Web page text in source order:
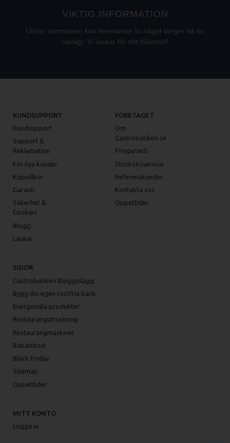
VIKTIG INFORMATION
Under sommaren kan leveranser ta något längre tid än
vanligt. Vi tackar för ditt tålamod!
KUNDSUPPORT
Kundsupport
Support &
Reklamation
För nya kunder
Köpvillkor
Garanti
Säkerhet &
Cookies
Blogg
Länkar
FÖRETAGET
Om
Gastrobutiken.se
Prisgaranti
Storköksservice
Referenskunder
Kontakta oss
Öppettider
SIDOR
Gastrobutiken Blogginlägg
Bygg din egen rostfria bänk
Energisnåla produkter
Restaurangutrustning
Restaurangmaskiner
Rabattkod
Black Friday
Sitemap
Öppettider
MITT KONTO
Logga in